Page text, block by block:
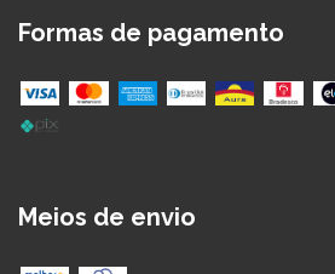
Formas de pagamento
Meios de envio